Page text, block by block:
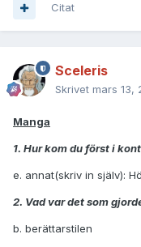
Citat
Sceleris
Skrivet mars 13,
Manga
1. Hur kom du först i
e. annat(skriv in själv):
2. Vad var det som
b. berättarstilen